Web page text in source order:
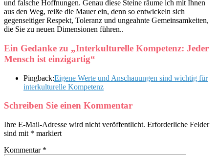
und falsche Hoffnungen. Genau diese Steine räume ich mit Ihnen
aus den Weg, reiße die Mauer ein, denn so entwickeln sich
gegenseitiger Respekt, Toleranz und ungeahnte Gemeinsamkeiten,
die Sie zu neuen Dimensionen führen..
Ein Gedanke zu „Interkulturelle Kompetenz: Jeder
Mensch ist einzigartig“
Pingback:Eigene Werte und Anschauungen sind wichtig für
interkulturelle Kompetenz
Schreiben Sie einen Kommentar
Ihre E-Mail-Adresse wird nicht veröffentlicht. Erforderliche Felder
sind mit * markiert
Kommentar *